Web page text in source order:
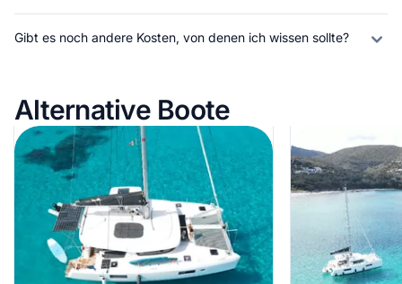
Gibt es noch andere Kosten, von denen ich wissen sollte?
Alternative Boote